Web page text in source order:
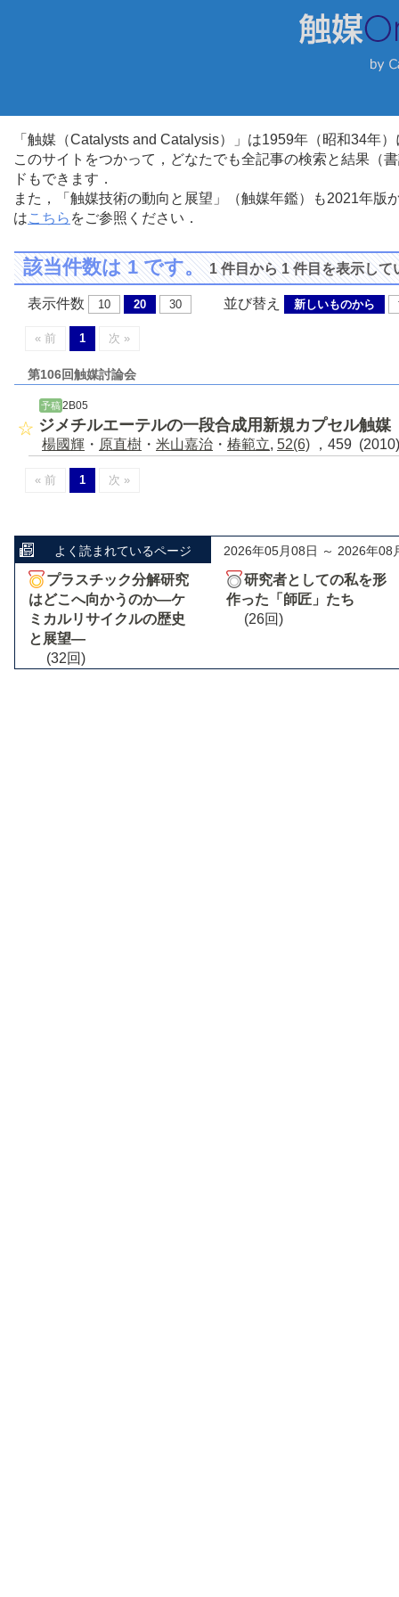
「触媒（Catalysts and Catalysis）」は1959年（昭和34年
このサイトをつかって，どなたでも全記事の検索と結果（
ドもできます．
また，「触媒技術の動向と展望」（触媒年鑑）も2021年
はこちら をご参照ください．
該当件数は 1 です。1 件目から 1 件目を表示して
表示件数 10 20 30 並び替え 新しいものから
« 前 1 次 »
第106回触媒討論会
予稿 2B05
ジメチルエーテルの一段合成用新規カプセル触媒
楊國輝 ・ 原直樹 ・ 米山嘉治 ・ 椿範立, 52(6) ，459
« 前 1 次 »
よく読まれているページ 2026年05月08日 ～ 2026年08
プラスチック分解研究
はどこへ向かうのか―ケ
ミカルリサイクルの歴史
と展望―
(32回)
研究者としての私を形
作った「師匠」たち
(26回)